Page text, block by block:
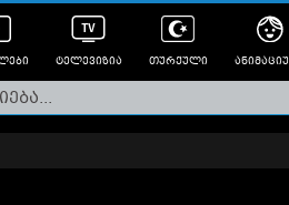
ტელევიზია თურქული